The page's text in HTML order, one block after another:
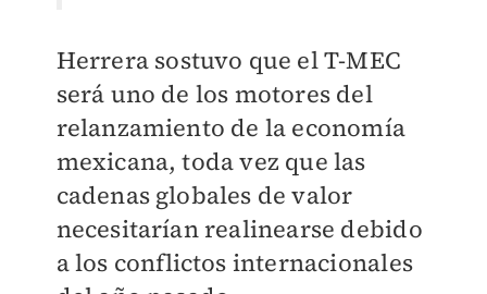
Herrera sostuvo que el T-MEC
será uno de los motores del
relanzamiento de la economía
mexicana, toda vez que las
cadenas globales de valor
necesitarían realinearse debido
a los conflictos internacionales